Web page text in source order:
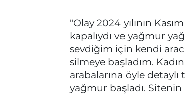
"Olay 2024 yılının
kapalıydı ve yağmur
sevdiğim için kendi
silmeye başladım.
arabalarına öyle
yağmur başladı.